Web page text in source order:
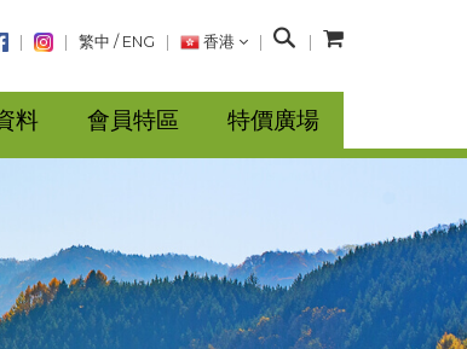
繁中 / ENG 香港
搜
料 會員特區 特價廣場